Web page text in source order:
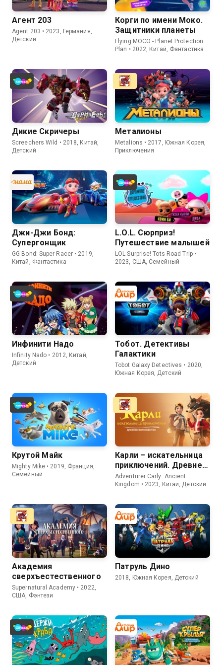
Агент 203
Agent 203 • 2023, Германия,
Детский
Корги по имени Моко.
Защитники планеты
Flying MOCO - Planet Protection
Plan • 2022, Китай, Фантастика
Дикие Скричеры
Screechers Wild • 2018, Китай,
Детский
Металионы
Metalions • 2017, Южная Корея,
Приключения
Джи-Джи Бонд:
Супергонщик
GG Bond: Super Racer • 2019,
Китай, Фантастика
L.O.L. Сюрприз!
Путешествие малышей
LOL Surprise! Tots Road Trip •
2023, США, Семейный
Инфинити Надо
Infinity Nado • 2012, Китай,
Детский
Тобот. Детективы
Галактики
Tobot Galaxy Detectives • 2020,
Южная Корея, Детский
Крутой Майк
Mighty Mike • 2019, Франция,
Семейный
Карли – искательница
приключений. Древнее
королевство
Adventurer Carly: Ancient
Kingdom • 2023, Китай, Детский
Академия
сверхъестественного
Supernatural Academy • 2022,
США, Фэнтези
Патруль Дино
2018, Южная Корея, Детский